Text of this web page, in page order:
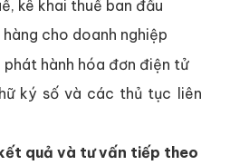
kê khai thuế ban đầu
cho doanh nghiệp
phát hành hóa đơn điện tử
ký số và các thủ tục liên
quả và tư vấn tiếp theo